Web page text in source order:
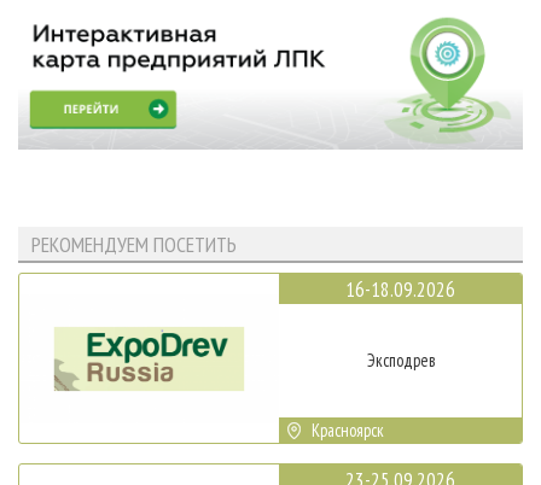
РЕКОМЕНДУЕМ ПОСЕТИТЬ
16-18.09.2026
Эксподрев
Красноярск